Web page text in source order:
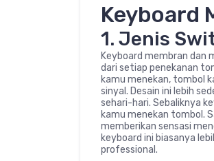
Keyboard
1. Jenis
Keyboard membran dan
dari setiap penekanan
kamu menekan, tombol
sinyal. Desain ini lebih
sehari-hari. Sebaliknya
kamu menekan tombol.
memberikan sensasi
keyboard ini biasanya
professional.